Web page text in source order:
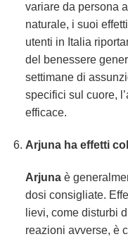
variare da persona
naturale, i suoi
utenti in Italia
del benessere
settimane di
specifici sul cuore,
efficace.
Arjuna ha effetti
Arjunaè
dosi consigliate.
lievi, come disturbi
reazioni avverse, è